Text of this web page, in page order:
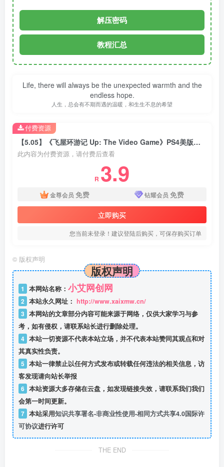
解压密码
教程汇总
Life, there will always be the unexpected warmth and the
endless hope.
人生，总会有不期而遇的温暖，和生生不息的希望
【5.05】《飞屋环游记 Up: The Video Game》PS4美版下载- 含1.01补丁
此内容为付费资源，请付费后查看
R 3.9
金尊会员 免费 钻耀会员 免费
立即购买
您当前未登录！建议登陆后购买，可保存购买订单
付费资源
© 版权声明
版权声明
1 本网站名称： 小艾网创网
2 本站永久网址： http://www.xaixmw.cn/
3 本网站的文章部分内容可能来源于网络，仅供大家学习与参
考，如有侵权，请联系站长进行删除处理。
4 本站一切资源不代表本站立场，并不代表本站赞同其观点和对
其真实性负责。
5 本站一律禁止以任何方式发布或转载任何违法的相关信息，访
客发现请向站长举报
6 本站资源大多存储在云盘，如发现链接失效，请联系我们我们
会第一时间更新。
7 本站采用知识共享署名-非商业性使用-相同方式共享4.0国际许
可协议进行许可
THE END